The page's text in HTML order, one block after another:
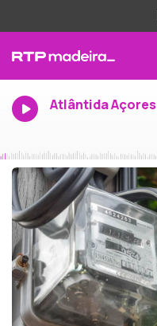
Atlântida Açores